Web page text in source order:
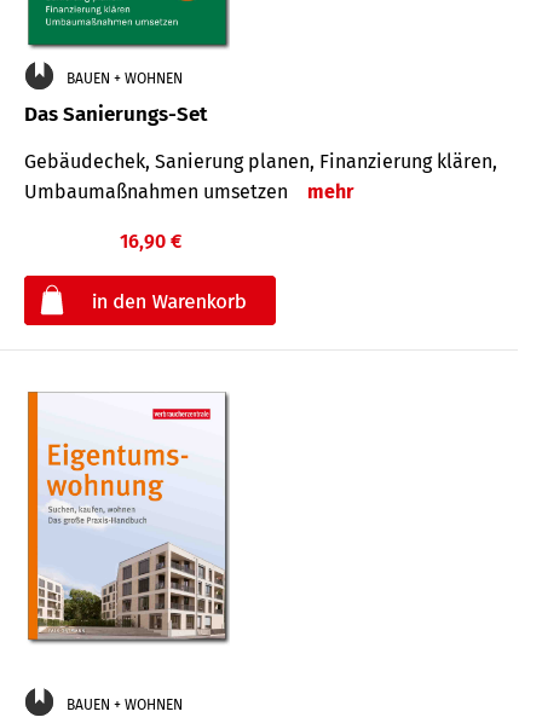
BAUEN + WOHNEN
Das Sanierungs-Set
Gebäudechek, Sanierung planen, Finanzierung klären,
Umbaumaßnahmen umsetzen
mehr
16,90 €
BAUEN + WOHNEN